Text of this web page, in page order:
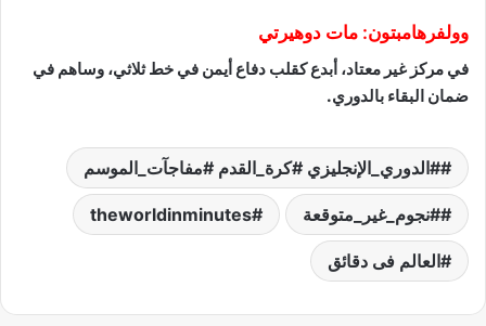
وولفرهامبتون: مات دوهيرتي
في مركز غير معتاد، أبدع كقلب دفاع أيمن في خط ثلاثي، وساهم في
ضمان البقاء بالدوري.
#الدوري_الإنجليزي #كرة_القدم #مفاجآت_الموسم
#نجوم_غير_متوقعة theworldinminutes
العالم فى دقائق